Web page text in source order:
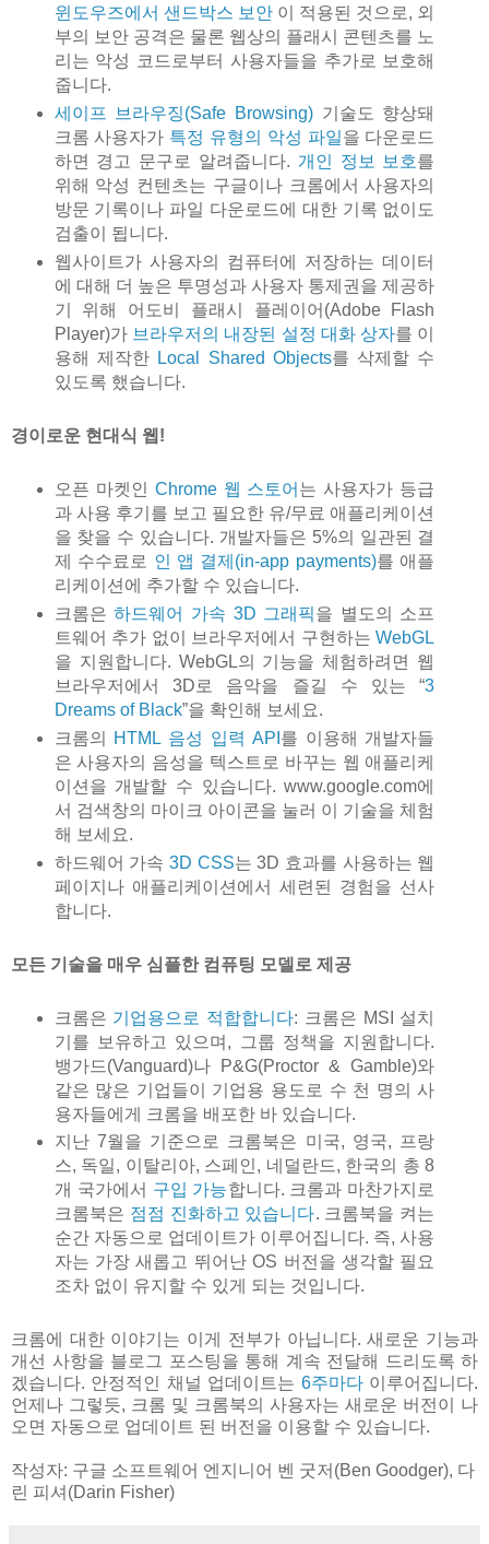
윈도우즈에서 샌드박스 보안이 적용된 것으로, 외
부의 보안 공격은 물론 웹상의 플래시 콘텐츠를 노
리는 악성 코드로부터 사용자들을 추가로 보호해
줍니다.
세이프 브라우징(Safe Browsing) 기술도 향상돼
크롬 사용자가 특정 유형의 악성 파일을 다운로드
하면 경고 문구로 알려줍니다. 개인 정보 보호를
위해 악성 컨텐츠는 구글이나 크롬에서 사용자의
방문 기록이나 파일 다운로드에 대한 기록 없이도
검출이 됩니다.
웹사이트가 사용자의 컴퓨터에 저장하는 데이터
에 대해 더 높은 투명성과 사용자 통제권을 제공하
기 위해 어도비 플래시 플레이어(Adobe Flash
Player)가 브라우저의 내장된 설정 대화 상자를 이
용해 제작한 Local Shared Objects를 삭제할 수
있도록 했습니다.
경이로운 현대식 웹!
오픈 마켓인 Chrome 웹 스토어 는 사용자가 등급
과 사용 후기를 보고 필요한 유/무료 애플리케이션
을 찾을 수 있습니다. 개발자들은 5%의 일관된 결
제 수수료로 인 앱 결제(in-app payments)를 애플
리케이션에 추가할 수 있습니다.
크롬은하드웨어 가속 3D 그래픽을 별도의 소프
트웨어 추가 없이 브라우저에서 구현하는WebGL
을 지원합니다. WebGL의 기능을 체험하려면 웹
브라우저에서 3D로 음악을 즐길 수 있는 “3
Dreams of Black”을 확인해 보세요.
크롬의
HTML 음성 입력 API 를 이용해 개발자들
은 사용자의 음성을 텍스트로 바꾸는 웹 애플리케
이션을 개발할 수 있습니다. www.google.com에
서 검색창의 마이크 아이콘을 눌러 이 기술을 체험
해 보세요.
하드웨어 가속 3D CSS는 3D 효과를 사용하는 웹
페이지나 애플리케이션에서 세련된 경험을 선사
합니다.
모든 기술을 매우 심플한 컴퓨팅 모델로 제공
크롬은 기업용으로 적합합니다: 크롬은 MSI 설치
기를 보유하고 있으며, 그룹 정책을 지원합니다.
뱅가드(Vanguard)나 P&G(Proctor & Gamble)와
같은 많은 기업들이 기업용 용도로 수 천 명의 사
용자들에게 크롬을 배포한 바 있습니다.
지난 7월을 기준으로 크롬북은 미국, 영국, 프랑
스, 독일, 이탈리아, 스페인, 네덜란드, 한국의 총 8
개 국가에서 구입 가능합니다. 크롬과 마찬가지로
크롬북은 점점 진화하고 있습니다. 크롬북을 켜는
순간 자동으로 업데이트가 이루어집니다. 즉, 사용
자는 가장 새롭고 뛰어난 OS 버전을 생각할 필요
조차 없이 유지할 수 있게 되는 것입니다.
크롬에 대한 이야기는 이게 전부가 아닙니다. 새로운 기능과
개선 사항을 블로그 포스팅을 통해 계속 전달해 드리도록 하
겠습니다. 안정적인 채널 업데이트는 6주마다이루어집니다.
언제나 그렇듯, 크롬 및 크롬북의 사용자는 새로운 버전이 나
오면 자동으로 업데이트 된 버전을 이용할 수 있습니다.
작성자: 구글 소프트웨어 엔지니어 벤 굿저(Ben Goodger), 다
린 피셔(Darin Fisher)